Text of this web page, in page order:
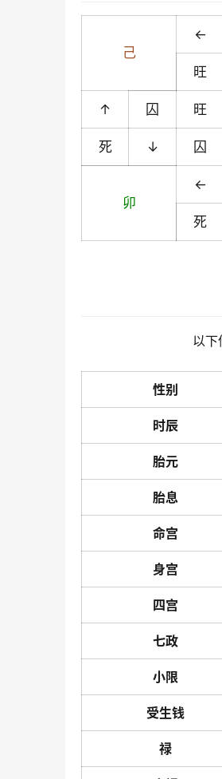
己
←
旺
↑ 囚 旺
死 ↓ 囚
卯
←
死
以下
性别
时辰
胎元
胎息
命宫
身宫
四宫
七政
小限
受生钱
禄